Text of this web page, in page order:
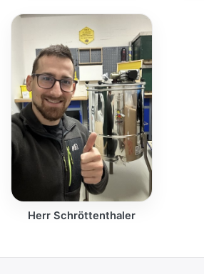
Herr Schröttenthaler